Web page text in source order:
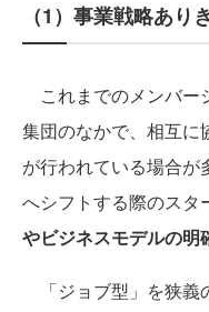
（1）事業戦略あり
これまでのメンバー
集団のなかで、相互に
が行われている場合が
へシフトする際のスタ
やビジネスモデルの明
「ジョブ型」を狭義